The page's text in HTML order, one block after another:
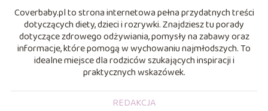
Coverbaby.pl to strona internetowa pełna przydatnych treści
dotyczących diety, dzieci i rozrywki. Znajdziesz tu porady
dotyczące zdrowego odżywiania, pomysły na zabawy oraz
informacje, które pomogą w wychowaniu najmłodszych. To
idealne miejsce dla rodziców szukających inspiracji i
praktycznych wskazówek.
REDAKCJA